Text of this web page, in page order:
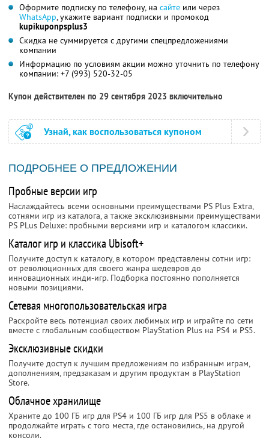
Оформите подписку по телефону, на сайте или через
WhatsApp, укажите вариант подписки и промокод
kupikuponpsplus3
Скидка не суммируется с другими спецпредложениями
компании
Информацию по условиям акции можно уточнить по телефону
компании: +7 (993) 520-32-05
Купон действителен по 29 сентября 2023 включительно
Узнай, как воспользоваться купоном
ПОДРОБНЕЕ О ПРЕДЛОЖЕНИИ
Пробные версии игр
Наслаждайтесь всеми основными преимуществами PS Plus Extra,
сотнями игр из каталога, а также эксклюзивными преимуществами
PS PLus Deluxe: пробными версиями игр и каталогом классики.
Каталог игр и классика Ubisoft+
Получите доступ к каталогу, в котором представлены сотни игр:
от революционных для своего жанра шедевров до
инновационных инди-игр. Подборка постоянно пополняется
новыми позициями.
Сетевая многопользовательская игра
Раскройте весь потенциал своих любимых игр и играйте по сети
вместе с глобальным сообществом PlayStation Plus на PS4 и PS5.
Эксклюзивные скидки
Получите доступ к лучшим предложениям по избранным играм,
дополнениям, предзаказам и другим продуктам в PlayStation
Store.
Облачное хранилище
Храните до 100 ГБ игр для PS4 и 100 ГБ игр для PS5 в облаке и
продолжайте играть с того места, где остановились, на другой
консоли.